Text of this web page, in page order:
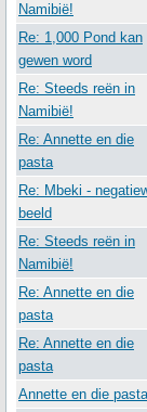
Namibië!
Re: 1,000 Pond kan
gewen word
Re: Steeds reën in
Namibië!
Re: Annette en die
pasta
Re: Mbeki -
beeld
Re: Steeds reën in
Namibië!
Re: Annette en die
pasta
Re: Annette en die
pasta
Annette en die pasta